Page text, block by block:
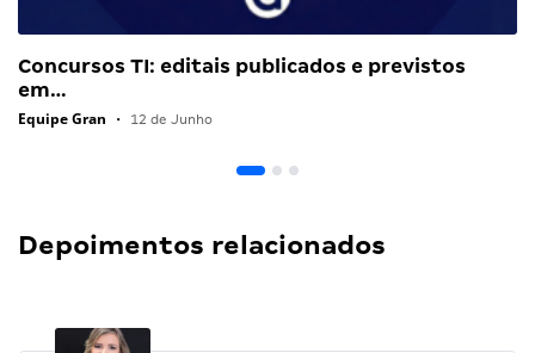
Concursos TI: editais publicados e previstos
em…
Equipe Gran • 12 de Junho
Depoimentos relacionados